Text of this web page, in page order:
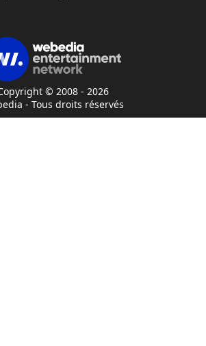
© 2008 - 2026
- Tous droits réservés